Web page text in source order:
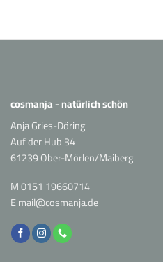
cosmanja - natürlich schön
Anja Gries-Döring
Auf der Hub 34
61239 Ober-Mörlen/Maiberg
M0151 19660714
Email@cosmanja.de